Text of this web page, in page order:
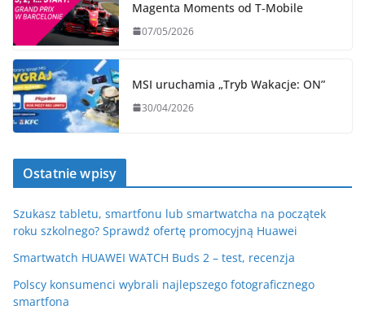
Magenta Moments od T‑Mobile
07/05/2026
MSI uruchamia „Tryb Wakacje: ON”
30/04/2026
Ostatnie wpisy
Szukasz tabletu, smartfonu lub smartwatcha na początek
roku szkolnego? Sprawdź ofertę promocyjną Huawei
Smartwatch HUAWEI WATCH Buds 2 – test, recenzja
Polscy konsumenci wybrali najlepszego fotograficznego
smartfona